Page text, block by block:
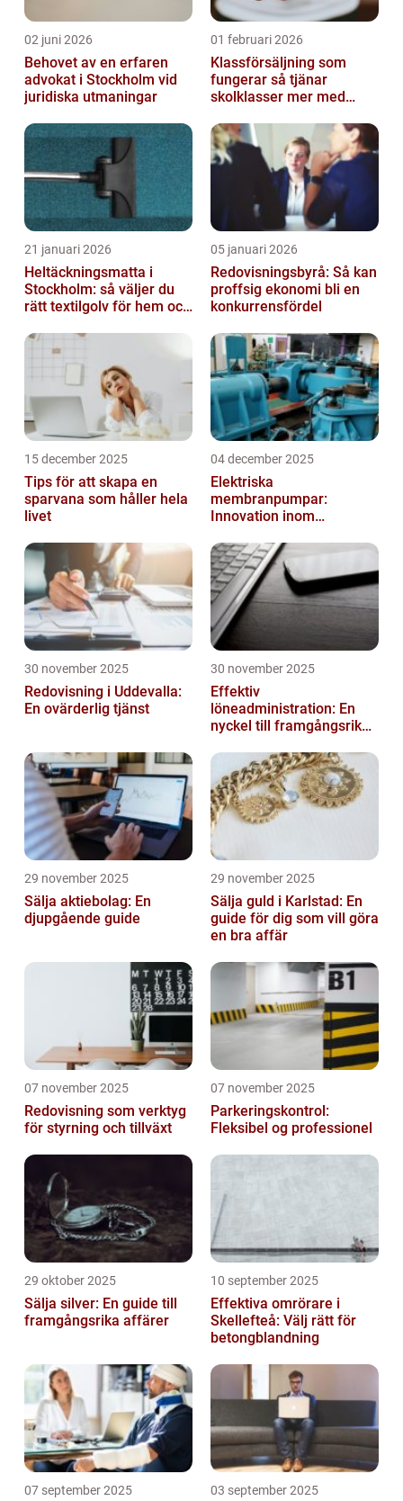
02 juni 2026
Behovet av en erfaren
advokat i Stockholm vid
juridiska utmaningar
01 februari 2026
Klassförsäljning som
fungerar så tjänar
skolklasser mer med
21 januari 2026
Heltäckningsmatta i
Stockholm: så väljer du
rätt textilgolv för hem och
05 januari 2026
Redovisningsbyrå: Så kan
proffsig ekonomi bli en
konkurrensfördel
15 december 2025
Tips för att skapa en
sparvana som håller hela
livet
04 december 2025
Elektriska
membranpumpar:
Innovation inom
30 november 2025
Redovisning i Uddevalla:
En ovärderlig tjänst
30 november 2025
Effektiv
löneadministration: En
nyckel till framgångsrika
29 november 2025
Sälja aktiebolag: En
djupgående guide
29 november 2025
Sälja guld i Karlstad: En
guide för dig som vill göra
en bra affär
07 november 2025
Redovisning som verktyg
för styrning och tillväxt
07 november 2025
Parkeringskontrol:
Fleksibel og professionel
29 oktober 2025
Sälja silver: En guide till
framgångsrika affärer
10 september 2025
Effektiva omrörare i
Skellefteå: Välj rätt för
betongblandning
07 september 2025 03 september 2025